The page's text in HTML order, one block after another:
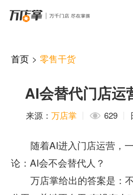
智能巡店
客流统计
商业BI
远程协同
视频追溯
体验中心 New
连锁管理
数据赋能
成功案例
资源中心 New
首页 > 零售干货
AI会替代门店运
来源：万店掌 629
随着AI进入门店运营，
论：AI会不会替代人？
万店掌给出的答案是：